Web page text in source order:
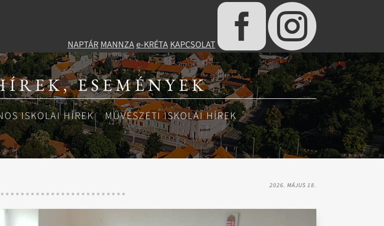
NAPTÁRMANNZAe-KRÉTAKAPCSOLAT
ESEMÉNYEK
ISKOLAI HÍREK
MŰVÉSZETI ISKOLAI HÍREK
2026. MÁJUS 18.